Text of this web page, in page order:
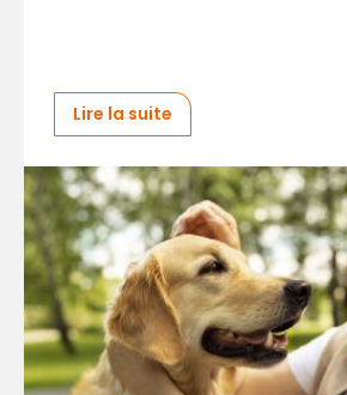
Lire la suite